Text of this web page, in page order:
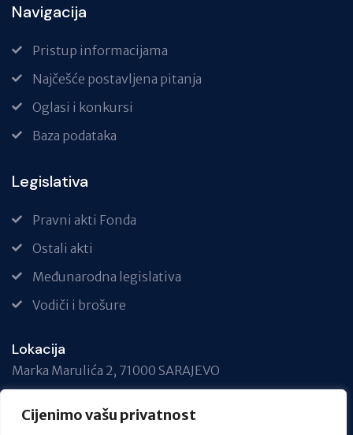
Cijenimo vašu privatnost
Navigacija
Pristup informacijama
Najčešće postavljena pitanja
Oglasi i konkursi
Baza podataka
Legislativa
Pravni akti Fonda
Ostali akti
Međunarodna legislativa
Vodiči i brošure
Lokacija
Marka Marulića 2, 71000 SARAJEVO
+387 33 717 740